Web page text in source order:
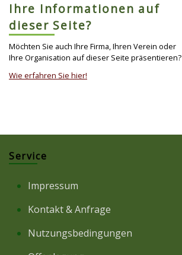
Ihre Informationen auf
dieser Seite?
Möchten Sie auch Ihre Firma, Ihren Verein oder
Ihre Organisation auf dieser Seite präsentieren?
Wie erfahren Sie hier!
Service
Impressum
Kontakt & Anfrage
Nutzungsbedingungen